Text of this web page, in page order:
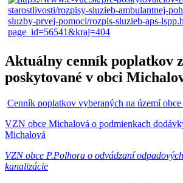
Aktuálny cenník poplatkov
poskytované v obci
Cenník poplatkov vyberaných na území
VZN obce Michalová o podmienkach
Michalová
VZN obce P.Polhora o odvádzaní
kanalizácie